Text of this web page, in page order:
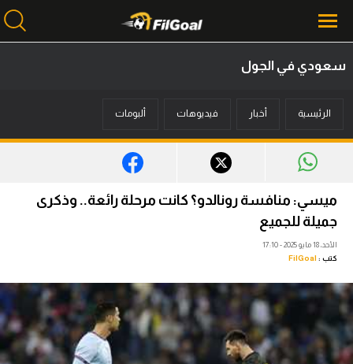
أخبار
ميركاتو
فانتازي في الجول
مسابقة التوقعات
فيديوهات
عدسات
سعودي في الجول
الرئيسية أخبار فيديوهات ألبومات
ميسي: منافسة رونالدو؟ كانت مرحلة رائعة.. وذكرى
جميلة للجميع
الأحد، 18 مايو 2025 - 17:10
كتب : FilGoal